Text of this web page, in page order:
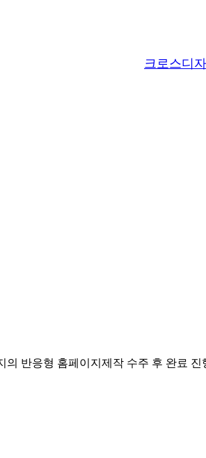
크로스디
의 반응형 홈페이지제작 수주 후 완료 진